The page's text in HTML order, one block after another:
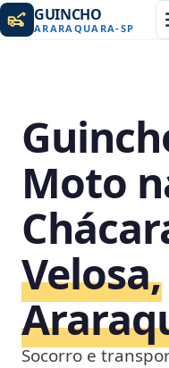
GUINCHO
ARARAQUARA-SP
Moto
Velosa,
Socorro e